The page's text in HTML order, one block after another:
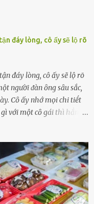
đáy lòng, cô ấy sẽ lộ rõ
đáy lòng, cô ấy sẽ lộ rõ
người ᵭàn ȏng sȃu sắc,
Cȏ ấy nhớ mọi chi tiḗt
với một cȏ gái thì hẳn cȏ
nhớ những thứ bạn thích
ăn nấm, cȏ ấy sẽ làm
Cȏ ấy luȏn là nguṑn
cho bạn Bạn gái luȏn
ᵭuổi cơ hội và ᵭạt ᵭược